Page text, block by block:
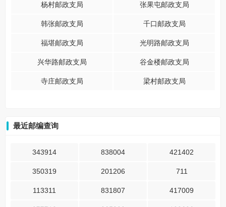
杨村邮政支局 张果屯邮政支局
韩张邮政支局 千口邮政支局
福堪邮政支局 光明路邮政支局
兴华路邮政支局 谷金楼邮政支局
寺庄邮政支局 梁村邮政支局
最近邮编查询
343914 838004 421402
350319 201206 711
113311 831807 417009